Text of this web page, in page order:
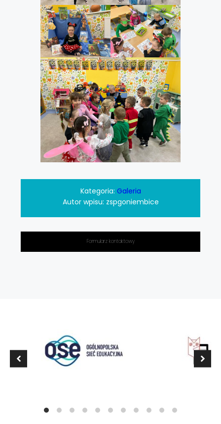
Kategoria: Galeria
Autor wpisu: zspgoniembice
Formularz kontaktowy